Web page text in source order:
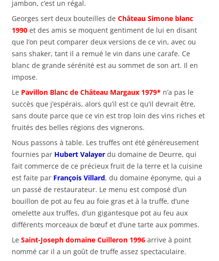
jambon, c’est un régal.
Georges sert deux bouteilles de Château Simone blanc
1990 et des amis se moquent gentiment de lui en disant
que l’on peut comparer deux versions de ce vin, avec ou
sans shaker, tant il a remué le vin dans une carafe. Ce
blanc de grande sérénité est au sommet de son art. Il en
impose.
Le Pavillon Blanc de Château Margaux 1979* n’a pas le
succès que j’espérais, alors qu’il est ce qu’il devrait être,
sans doute parce que ce vin est trop loin des vins riches et
fruités des belles régions des vignerons.
Nous passons à table. Les truffes ont été généreusement
fournies par Hubert Valayer du domaine de Deurre, qui
fait commerce de ce précieux fruit de la terre et la cuisine
est faite par François Villard, du domaine éponyme, qui a
un passé de restaurateur. Le menu est composé d’un
bouillon de pot au feu au foie gras et à la truffe, d’une
omelette aux truffes, d’un gigantesque pot au feu aux
différents morceaux de bœuf et d’une tarte aux pommes.
Le Saint-Joseph domaine Cuilleron 1996 arrive à point
nommé car il a un goût de truffe assez spectaculaire.